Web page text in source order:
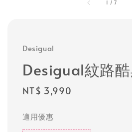
1 /7
Desigual
Desigual紋路
Regular
NT$ 3,990
適用優惠